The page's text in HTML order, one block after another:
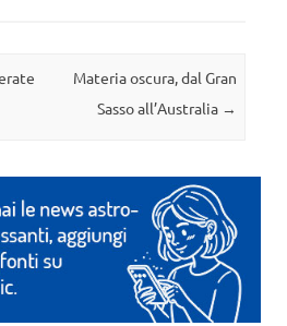
Materia oscura, dal Gran
Sasso all’Australia →